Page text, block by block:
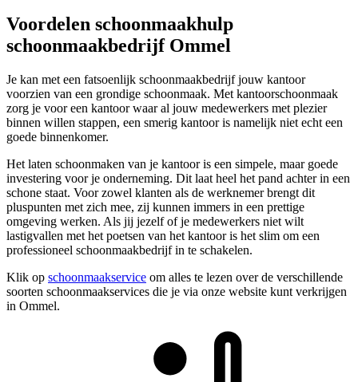
Voordelen schoonmaakhulp
schoonmaakbedrijf Ommel
Je kan met een fatsoenlijk schoonmaakbedrijf jouw kantoor
voorzien van een grondige schoonmaak. Met kantoorschoonmaak
zorg je voor een kantoor waar al jouw medewerkers met plezier
binnen willen stappen, een smerig kantoor is namelijk niet echt een
goede binnenkomer.
Het laten schoonmaken van je kantoor is een simpele, maar goede
investering voor je onderneming. Dit laat heel het pand achter in een
schone staat. Voor zowel klanten als de werknemer brengt dit
pluspunten met zich mee, zij kunnen immers in een prettige
omgeving werken. Als jij jezelf of je medewerkers niet wilt
lastigvallen met het poetsen van het kantoor is het slim om een
professioneel schoonmaakbedrijf in te schakelen.
Klik op schoonmaakservice om alles te lezen over de verschillende
soorten schoonmaakservices die je via onze website kunt verkrijgen
in Ommel.